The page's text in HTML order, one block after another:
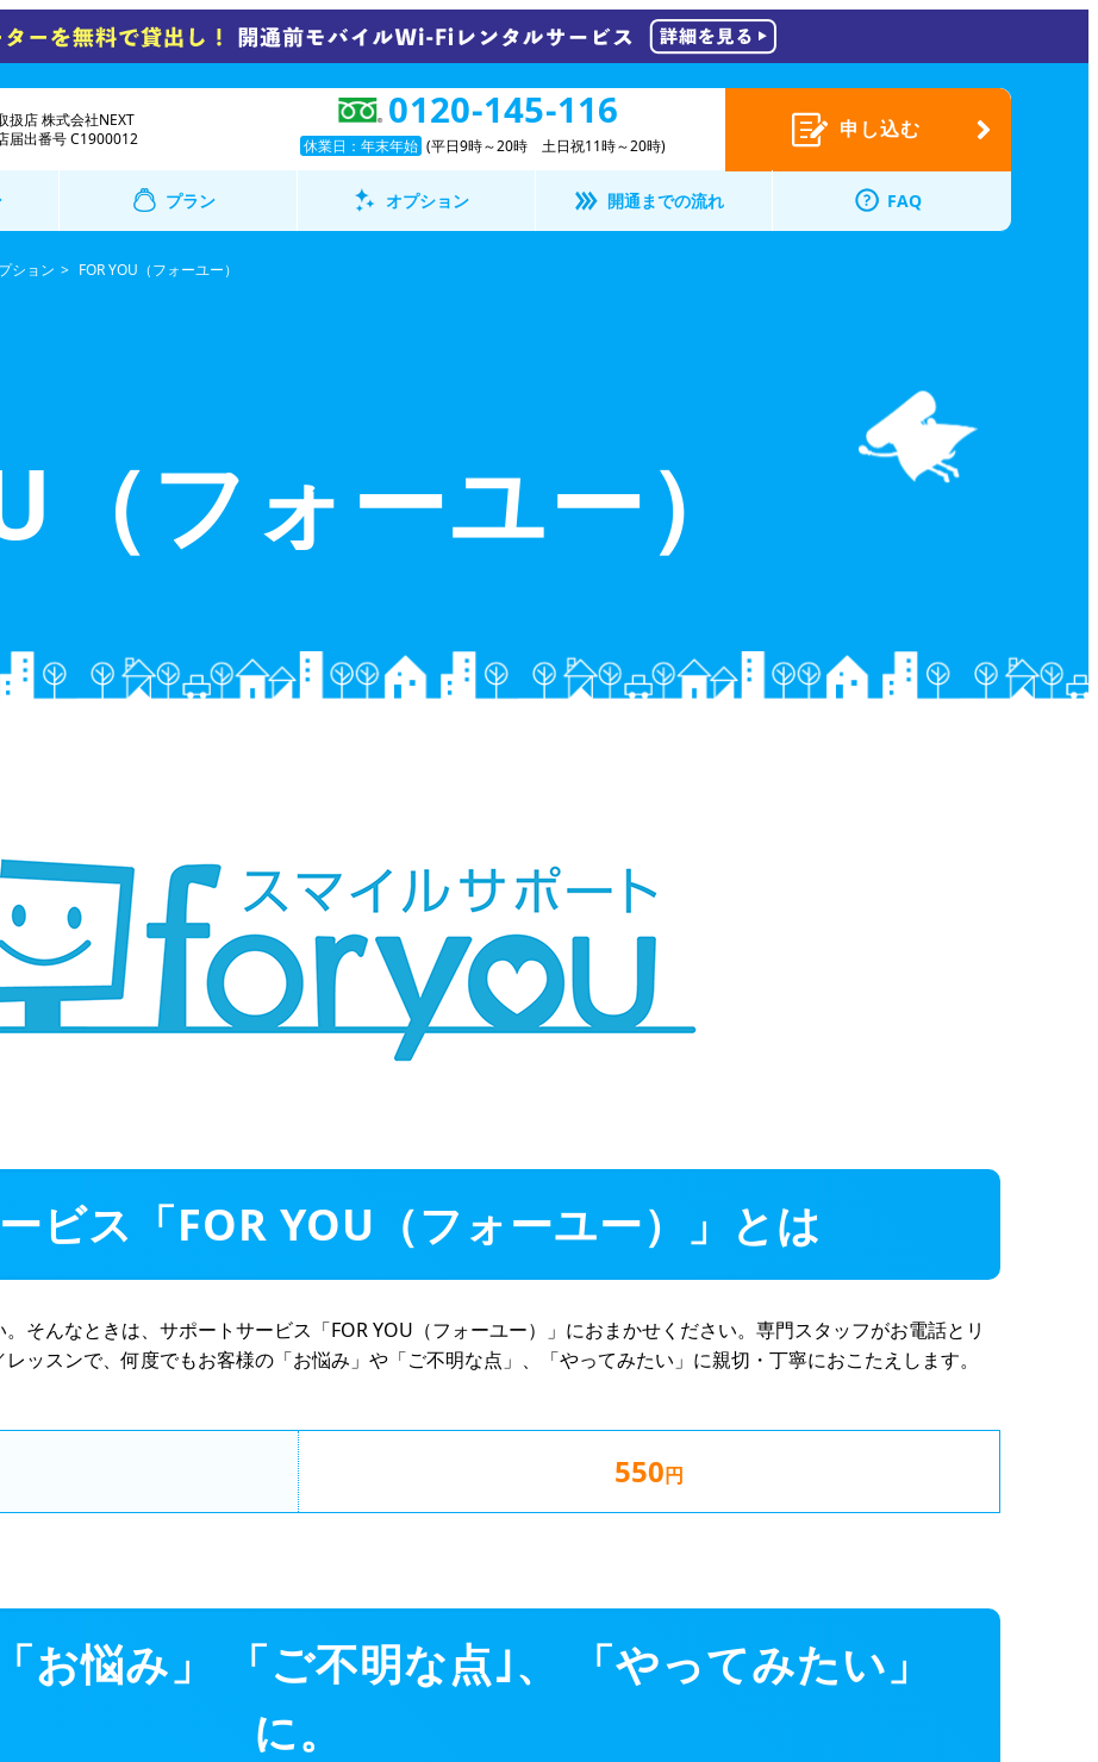
扱店 株式会社NEXT
届出番号 C1900012
0120-145-116
休業日：年末年始 (平日9時～20時 土日祝11時～20時)
申し込む
プラン オプション 開通までの流れ FAQ
ション FOR YOU（フォーユー）
（フォーユー）
ビス「FOR YOU（フォーユー）」とは
そんなときは、サポートサービス「FOR YOU（フォーユー）」におまかせください。専門スタッフがお電話とリ
ッスンで、何度でもお客様の「お悩み」や「ご不明な点」、「やってみたい」に親切・丁寧におこたえします。
550円
お悩み」 「ご不明な点｣、 「やってみたい」
に。